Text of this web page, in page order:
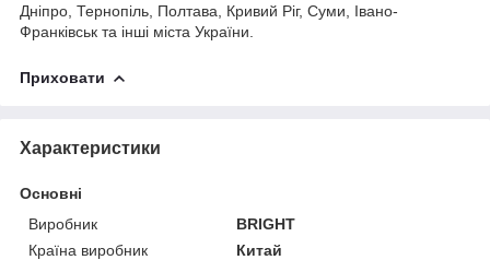
Дніпро, Тернопіль, Полтава, Кривий Ріг, Суми, Івано-
Франківськ та інші міста України.
Приховати
Характеристики
Основні
Виробник
BRIGHT
Країна виробник
Китай